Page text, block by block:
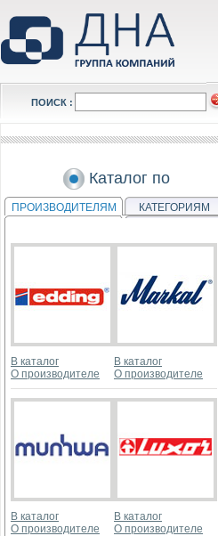
ПОИСК :
Каталог по
ПРОИЗВОДИТЕЛЯМ КАТЕГОРИЯМ
В каталог
О производителе
В каталог
О производителе
В каталог
О производителе
В каталог
О производителе